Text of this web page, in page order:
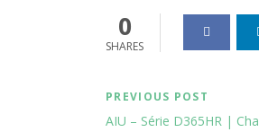
0
SHARES
PREVIOUS POST
AIU – Série D365HR |